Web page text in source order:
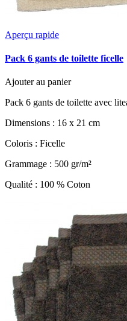
Aperçu rapide
Pack 6 gants de toilette ficelle
Ajouter au panier
Pack 6 gants de toilette avec
Dimensions : 16 x 21 cm
Coloris : Ficelle
Grammage : 500 gr/m²
Qualité : 100 % Coton